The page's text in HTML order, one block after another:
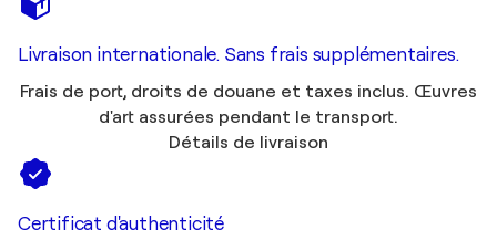
Livraison internationale. Sans frais supplémentaires.
Frais de port, droits de douane et taxes inclus. Œuvres
d'art assurées pendant le transport.
Détails de livraison
Certificat d'authenticité